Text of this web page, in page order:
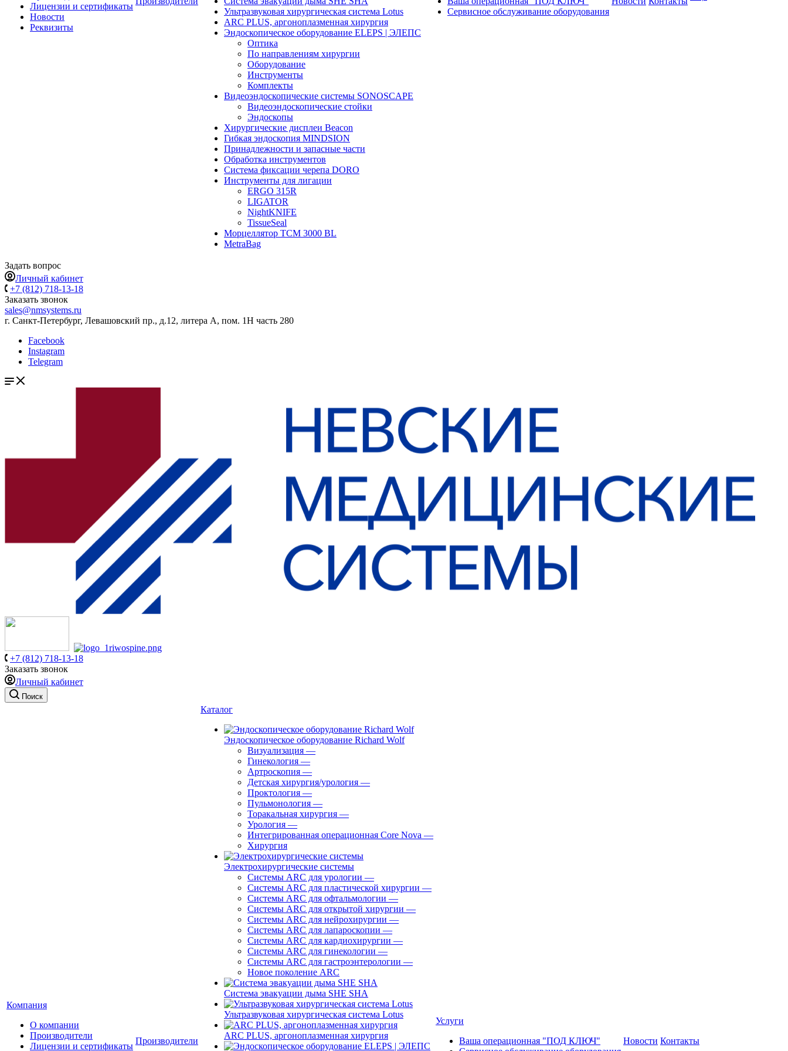
Лицензии и сертификаты
Новости
Реквизиты
Ультразвуковая хирургическая система Lotus
ARC PLUS, аргоноплазменная хирургия
Эндоскопическое оборудование ELEPS | ЭЛЕПС
Оптика
По направлениям хирургии
Оборудование
Инструменты
Комплекты
Видеоэндоскопические системы SONOSCAPE
Видеоэндоскопические стойки
Эндоскопы
Хирургические дисплеи Beacon
Гибкая эндоскопия MINDSION
Принадлежности и запасные части
Обработка инструментов
Система фиксации черепа DORO
Инструменты для лигации
ERGO 315R
LIGATOR
NightKNIFE
TissueSeal
Морцеллятор ТСМ 3000 BL
MetraBag
Сервисное обслуживание оборудования
Задать вопрос
Личный кабинет
+7 (812) 718-13-18
Заказать звонок
sales@nmsystems.ru
г. Санкт-Петербург, Левашовский пр., д.12, литера А, пом. 1Н часть 280
Facebook
Instagram
Telegram
+7 (812) 718-13-18
Заказать звонок
Личный кабинет
Поиск
Компания
О компании
Производители
Лицензии и сертификаты
Производители
Каталог
Эндоскопическое оборудование Richard Wolf
Визуализация —
Гинекология —
Артроскопия —
Детская хирургия/урология —
Проктология —
Пульмонология —
Торакальная хирургия —
Урология —
Интегрированная операционная Core Nova —
Хирургия
Электрохирургические системы
Системы ARC для урологии —
Системы ARC для пластической хирургии —
Системы ARC для офтальмологии —
Системы ARC для открытой хирургии —
Системы ARC для нейрохирургии —
Системы ARC для лапароскопии —
Системы ARC для кардиохирургии —
Системы ARC для гинекологии —
Системы ARC для гастроэнтерологии —
Новое поколение ARC
Система эвакуации дыма SHE SHA
Ультразвуковая хирургическая система Lotus
ARC PLUS, аргоноплазменная хирургия
Услуги
Ваша операционная "ПОД КЛЮЧ"
Новости Контакты